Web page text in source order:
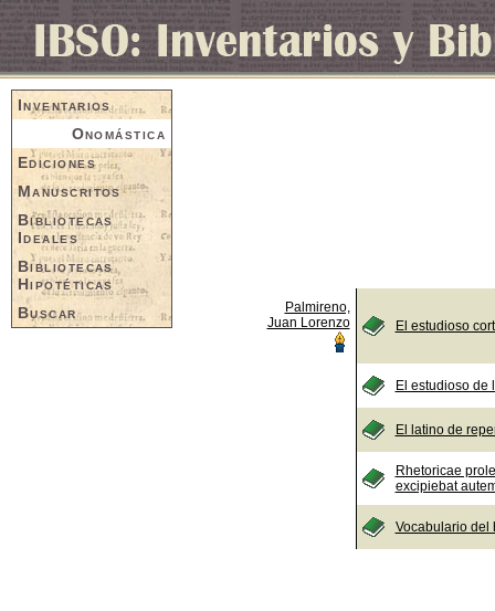
Inventarios
Onomástica
Ediciones
Manuscritos
Bibliotecas
Ideales
Bibliotecas
Hipotéticas
Buscar
Palmireno,
Juan Lorenzo
El estudioso
El estudioso de
El latino de
Rhetoricae
excipiebat
Vocabulario del